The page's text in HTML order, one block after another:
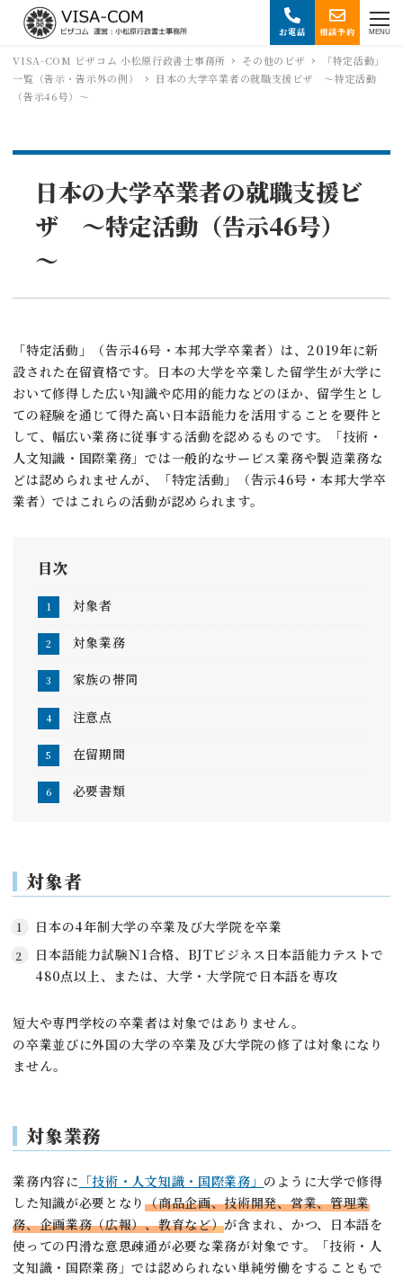
お電話 相談予約 MENU
VISA-COM ビザコム 小松原行政書士事務所 その他のビザ
「特定活動」
一覧（告示・告示外の例）
日本の大学卒業者の就職支援ビザ ～特定活動
（告示46号）～
日本の大学卒業者の就職支援ビ
ザ ～特定活動（告示46号）
～
「特定活動」（告示46号・本邦大学卒業者）は、2019年に新
設された在留資格です。日本の大学を卒業した留学生が大学に
おいて修得した広い知識や応用的能力などのほか、留学生とし
ての経験を通じて得た高い日本語能力を活用することを要件と
して、幅広い業務に従事する活動を認めるものです。「技術・
人文知識・国際業務」では一般的なサービス業務や製造業務な
どは認められませんが、「特定活動」（告示46号・本邦大学卒
業者）ではこれらの活動が認められます。
目次
対象者
対象業務
家族の帯同
注意点
在留期間
必要書類
対象者
日本の4年制大学の卒業及び大学院を卒業
日本語能力試験Ｎ1合格、BJTビジネス日本語能力テストで
480点以上、または、大学・大学院で日本語を専攻
短大や専門学校の卒業者は対象ではありません。
の卒業並びに外国の大学の卒業及び大学院の修了は対象になり
ません。
対象業務
業務内容に 「技術・人文知識・国際業務」 のように大学で修得
した知識が必要となり（商品企画、技術開発、営業、管理業
務、企画業務（広報）、教育など）が含まれ、かつ、日本語を
使っての円滑な意思疎通が必要な業務が対象です。「技術・人
文知識・国際業務」では認められない単純労働をすることもで